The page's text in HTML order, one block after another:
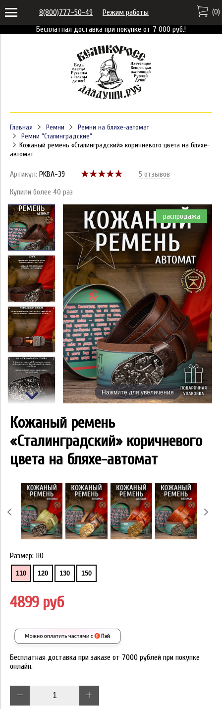
Бесплатная доставка при покупке от 7 000 руб.!
8(800)777-50-49 Режим работы (0)
Главная Ремни
Ремни на бляхе-автомат
Ремни "Сталинградские"
Кожаный ремень «Сталинградский» коричневого цвета на бляхе-
автомат
Артикул: PKBA-39 5 отзывов
Купили более 40 раз
распродажа
Нажмите для увеличения
Кожаный ремень
«Сталинградский» коричневого
цвета на бляхе-автомат
Размер: 110
110 120 130 150
4899 руб
Бесплатная доставка при заказе от 7000 рублей при покупке
онлайн.